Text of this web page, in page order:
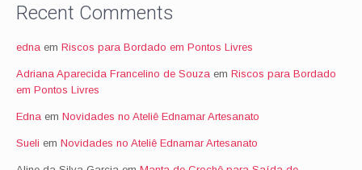
Recent Comments
edna em Riscos para Bordado em Pontos Livres
Adriana Aparecida Francelino de Souza em Riscos para Bordado
em Pontos Livres
Edna em Novidades no Ateliê Ednamar Artesanato
Sueli em Novidades no Ateliê Ednamar Artesanato